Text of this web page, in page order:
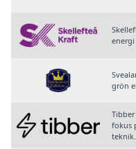
energi
grön
fokus
teknik.